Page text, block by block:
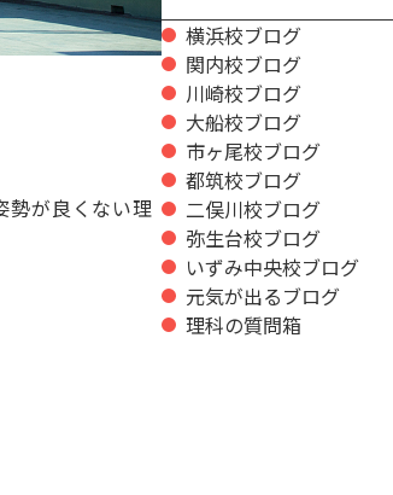
勢が良くない理
横浜校ブログ
関内校ブログ
川崎校ブログ
大船校ブログ
市ヶ尾校ブログ
都筑校ブログ
二俣川校ブログ
弥生台校ブログ
いずみ中央校ブログ
元気が出るブログ
理科の質問箱